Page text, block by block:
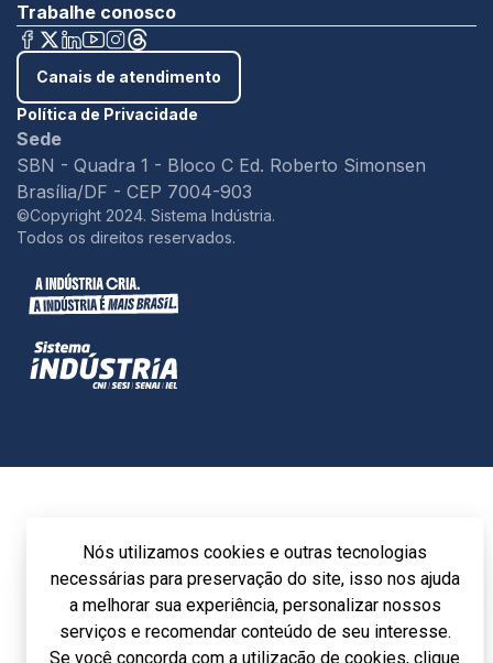
Trabalhe conosco
Canais de atendimento
Política de Privacidade
Sede
SBN - Quadra 1 - Bloco C Ed. Roberto Simonsen
Brasília/DF - CEP 7004-903
©Copyright 2024. Sistema Indústria.
Todos os direitos reservados.
Nós utilizamos cookies e outras tecnologias
necessárias para preservação do site, isso nos ajuda
a melhorar sua experiência, personalizar nossos
serviços e recomendar conteúdo de seu interesse.
Se você concorda com a utilização de cookies, clique